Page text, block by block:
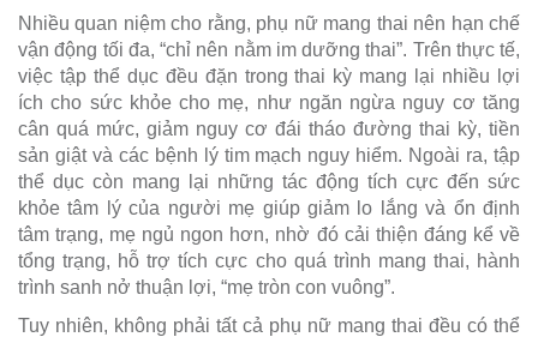
Nhiều quan niệm cho rằng, phụ nữ mang thai nên hạn chế
vận động tối đa, “chỉ nên nằm im dưỡng thai”. Trên thực tế,
việc tập thể dục đều đặn trong thai kỳ mang lại nhiều lợi
ích cho sức khỏe cho mẹ, như ngăn ngừa nguy cơ tăng
cân quá mức, giảm nguy cơ đái tháo đường thai kỳ, tiền
sản giật và các bệnh lý tim mạch nguy hiểm. Ngoài ra, tập
thể dục còn mang lại những tác động tích cực đến sức
khỏe tâm lý của người mẹ giúp giảm lo lắng và ổn định
tâm trạng, mẹ ngủ ngon hơn, nhờ đó cải thiện đáng kể về
tổng trạng, hỗ trợ tích cực cho quá trình mang thai, hành
trình sanh nở thuận lợi, “mẹ tròn con vuông”.
Tuy nhiên, không phải tất cả phụ nữ mang thai đều có thể